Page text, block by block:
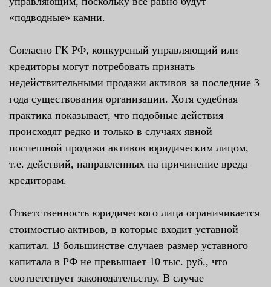
«подводные» камни.
Согласно ГК РФ, конкурсный управляющий или
кредиторы могут потребовать признать
недействительными продажи активов за последние 3
года существования организации. Хотя судебная
практика показывает, что подобные действия
происходят редко и только в случаях явной
поспешной продажи активов юридическим лицом,
т.е. действий, направленных на причинение вреда
кредиторам.
Ответственность юридического лица ограничивается
стоимостью активов, в которые входит уставной
капитал. В большинстве случаев размер уставного
капитала в РФ не превышает 10 тыс. руб., что
соответствует законодательству. В случае